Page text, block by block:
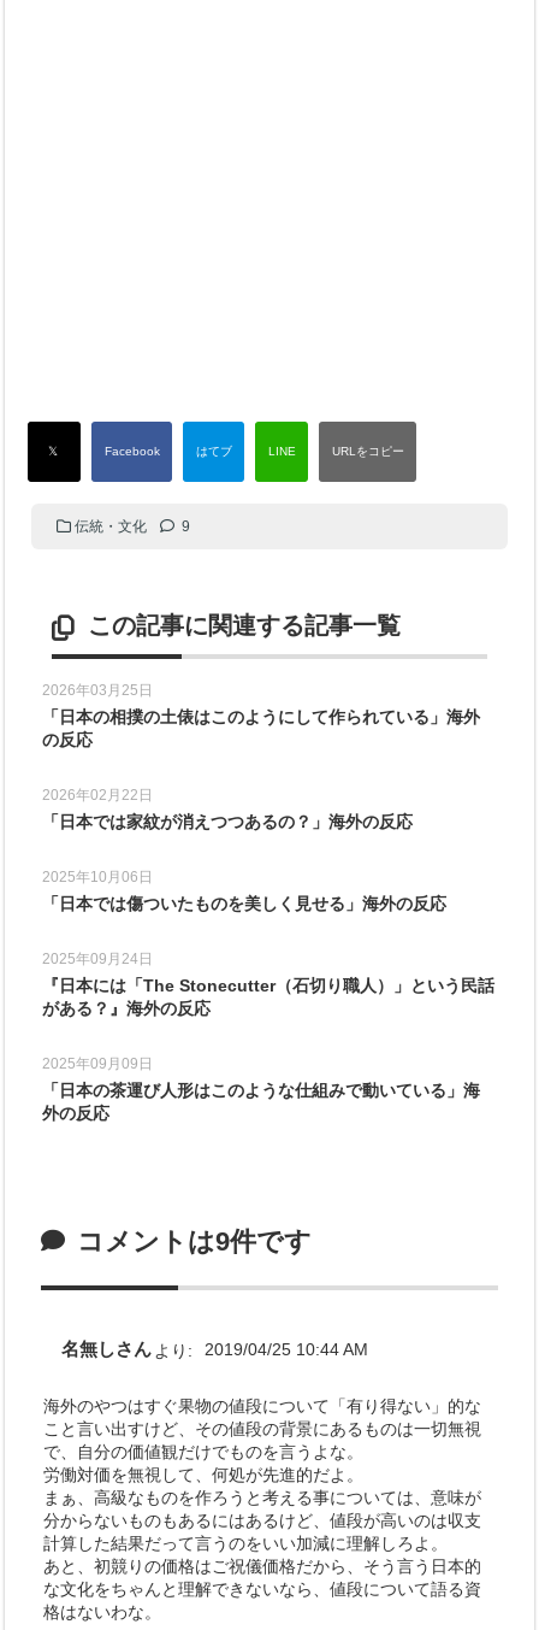
伝統・文化 9
この記事に関連する記事一覧
2026年03月25日
「日本の相撲の土俵はこのようにして作られている」海外
の反応
2026年02月22日
「日本では家紋が消えつつあるの？」海外の反応
2025年10月06日
「日本では傷ついたものを美しく見せる」海外の反応
2025年09月24日
『日本には「The Stonecutter（石切り職人）」という民話
がある？』海外の反応
2025年09月09日
「日本の茶運び人形はこのような仕組みで動いている」海
外の反応
コメントは9件です
名無しさん より: 2019/04/25 10:44 AM
海外のやつはすぐ果物の値段について「有り得ない」的な
こと言い出すけど、その値段の背景にあるものは一切無視
で、自分の価値観だけでものを言うよな。
労働対価を無視して、何処が先進的だよ。
まぁ、高級なものを作ろうと考える事については、意味が
分からないものもあるにはあるけど、値段が高いのは収支
計算した結果だって言うのをいい加減に理解しろよ。
あと、初競りの価格はご祝儀価格だから、そう言う日本的
な文化をちゃんと理解できないなら、値段について語る資
格はないわな。